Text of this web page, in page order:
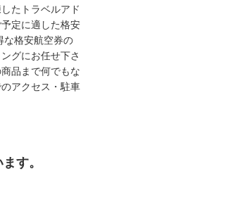
たトラベルアド
定に適した格安
な格安航空券の
グにお任せ下さ
品まで何でもな
アクセス・駐車
す。